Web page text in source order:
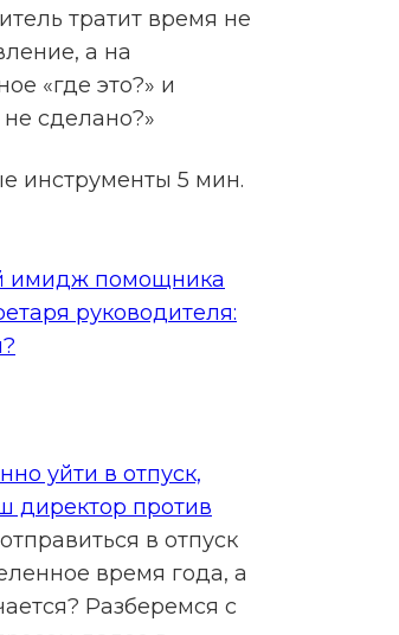
тратит время не
а на
«где это?» и
сделано?»
инструменты 5 мин.
имидж помощника
руководителя:
уйти в отпуск,
директор против
в отпуск
время года, а
Разберемся с